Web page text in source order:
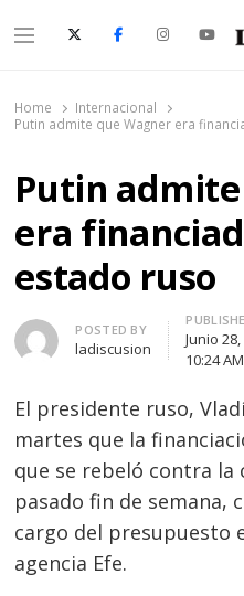
Menu
Home
Internacional
Putin admite que Wagner era
Putin
era
estado ruso
Author
POSTED BY
ladiscusion
Junio
10:24 AM
El presidente ruso,
martes que la
que se rebeló contra
pasado fin de semana,
cargo del presupuesto
agencia Efe.